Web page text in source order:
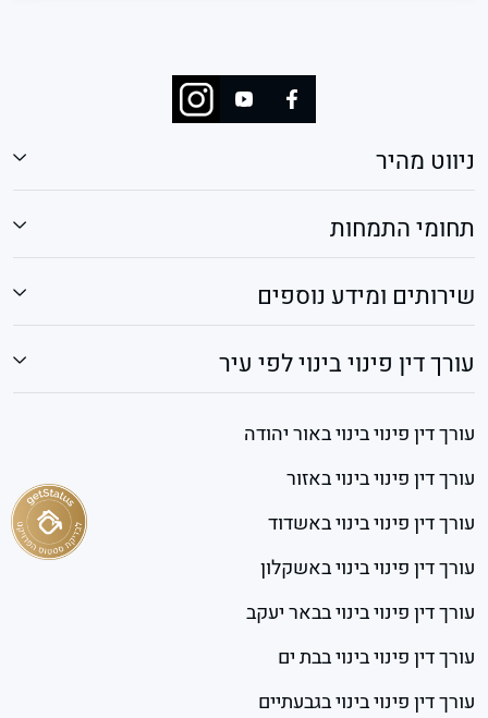
ניווט מהיר
תחומי התמחות
שירותים ומידע נוספים
עורך דין פינוי בינוי לפי עיר
עורך דין פינוי בינוי באור יהודה
עורך דין פינוי בינוי באזור
עורך דין פינוי בינוי באשדוד
עורך דין פינוי בינוי באשקלון
עורך דין פינוי בינוי בבאר יעקב
עורך דין פינוי בינוי בבת ים
עורך דין פינוי בינוי בגבעתיים